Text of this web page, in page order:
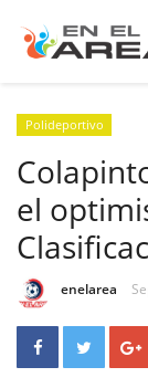
Polideportivo
el
enelarea